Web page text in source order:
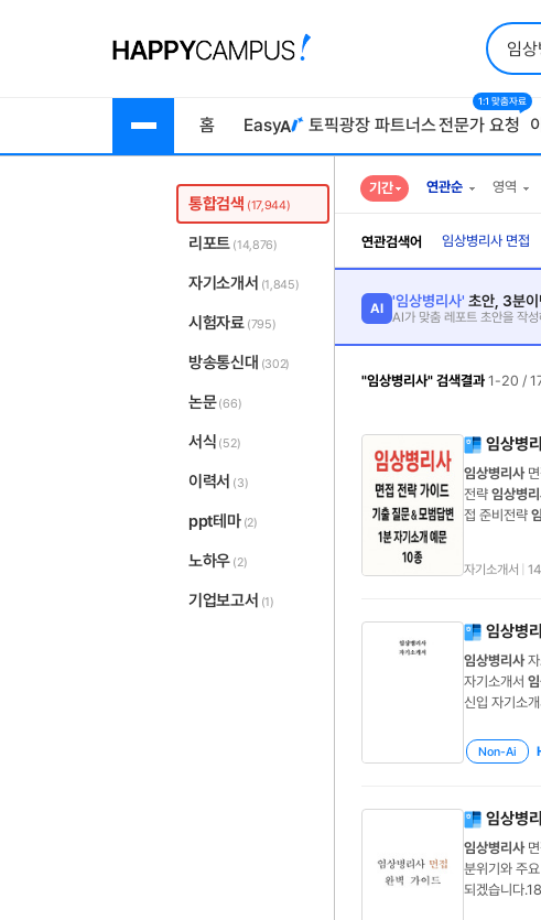
홈 Easy 토픽광장 파트너스전문가 요청
1:1 맞춤자료
통합검색 (17,944)
리포트 (14,876)
자기소개서 (1,845)
시험자료 (795)
방송통신대 (302)
논문(66)
서식 (52)
이력서 (3)
ppt테마 (2)
노하우 (2)
기업보고서 (1)
기간 연관순 영역
연관검색어 임상병리사 면접
AI '임상병리사' 초안, 3분이
AI가 맞춤 레포트 초안을 작성
"임상병리사" 검색결과 1-20 /
임상병
임상병리사면
전략 임상병
접 준비전략
자기소개서
임상병
임상병리사자
자기소개서
신입 자기소
사자기소개서
Non-Ai
임상병
임상병리사면
분위기와 주
되겠습니다